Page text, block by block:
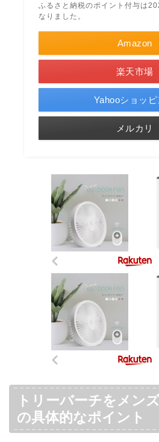
ふるさと納税のポイント付与は
なりました。
Amazon
楽天市場
Yahooショッ
メルカリ
トリーバーチをメン
の具体的なポイント